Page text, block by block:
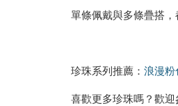
單條佩戴與多條疊搭，
珍珠系列推薦： 浪漫粉
喜歡更多珍珠嗎？歡